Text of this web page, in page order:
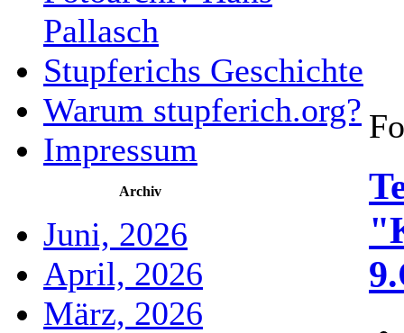
Pallasch
Stupferichs Geschichte
Warum stupferich.org?
Impressum
Archiv
Juni, 2026
April, 2026
März, 2026